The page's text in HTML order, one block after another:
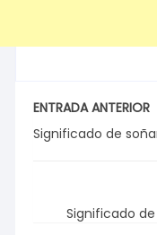
ENTRADA ANTERIOR
Significado de
Significado